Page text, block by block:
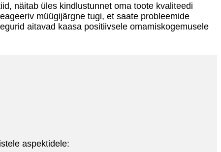
näitab üles kindlustunnet oma toote kvaliteedi
müügijärgne tugi, et saate probleemide
aitavad kaasa positiivsele omamiskogemusele
aspektidele: